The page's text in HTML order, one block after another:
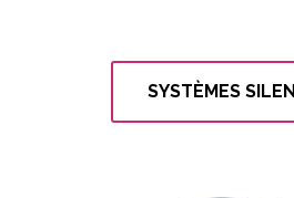
SYSTÈMES